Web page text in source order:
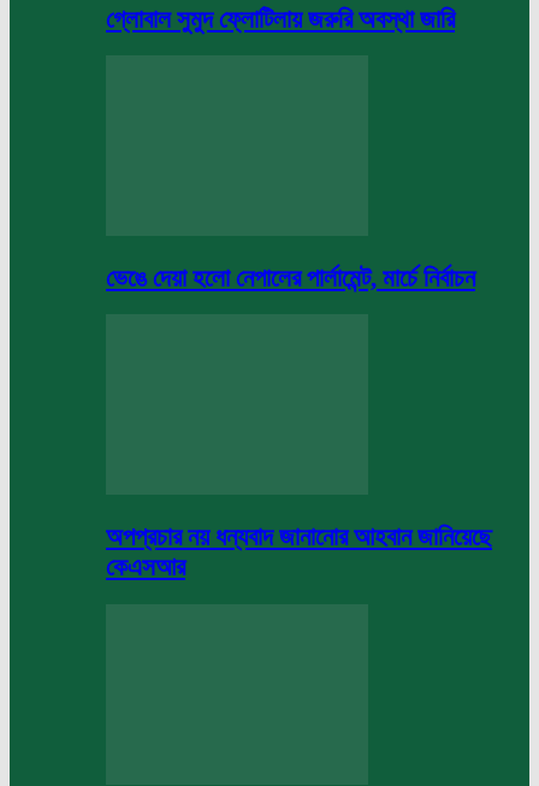
গ্লোবাল সুমুদ ফ্লোটিলায় জরুরি অবস্থা জারি
ভেঙে দেয়া হলো নেপালের পার্লামেন্ট, মার্চে নির্বাচন
অপপ্রচার নয় ধন্যবাদ জানানোর আহবান জানিয়েছে
কেএসআর